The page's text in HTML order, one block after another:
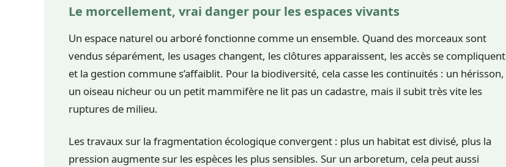
Le morcellement, vrai danger pour les espaces vivants
Un espace naturel ou arboré fonctionne comme un ensemble. Quand des morceaux sont
vendus séparément, les usages changent, les clôtures apparaissent, les accès se compliquent
et la gestion commune s’affaiblit. Pour la biodiversité, cela casse les continuités : un hérisson,
un oiseau nicheur ou un petit mammifère ne lit pas un cadastre, mais il subit très vite les
ruptures de milieu.
Les travaux sur la fragmentation écologique convergent : plus un habitat est divisé, plus la
pression augmente sur les espèces les plus sensibles. Sur un arboretum, cela peut aussi